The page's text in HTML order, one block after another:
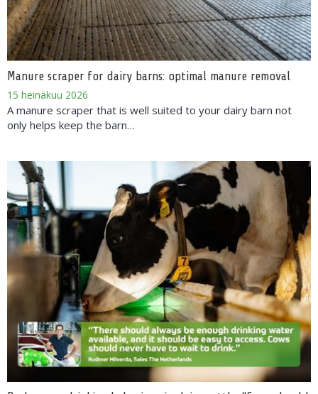
Manure scraper for dairy barns: optimal manure removal
15 heinäkuu 2026
A manure scraper that is well suited to your dairy barn not
only helps keep the barn…